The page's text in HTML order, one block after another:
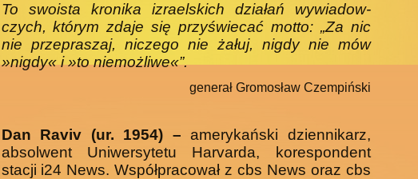
To swoista kronika izraelskich działań wywiadow­
czych, którym zdaje się przyświecać motto: „Za nic
nie przepraszaj, niczego nie żałuj, nigdy nie mów
»nigdy« i »to niemożliwe«”.
generał Gromosław Czempiński
Dan Raviv (ur. 1954) –amerykański dziennikarz,
absol­went Uniwersytetu Harvarda, korespondent
stacji i24 News. Współpracował z cbs News oraz cbs